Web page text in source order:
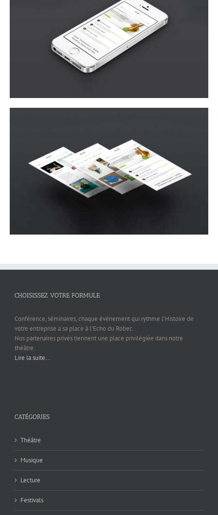
CHOISISSEZ VOTRE FORMULE
Conférence, séminaires, chaque événement qui rythme l’Histoire de
votre entreprise a sa place à l’Echo du Robec.
Nos partenaires privés tiennent une place privilégiée dans notre
théâtre.
Lire la suite...
CATÉGORIES
Théâtre
Musique
Lecture
Festivals